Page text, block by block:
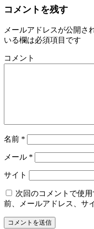
コメントを残す
メールアドレスが公開さ
いる欄は必須項目です
コメント
名前 *
メール *
サイト
次回のコメントで使
前、メールアドレス、サ